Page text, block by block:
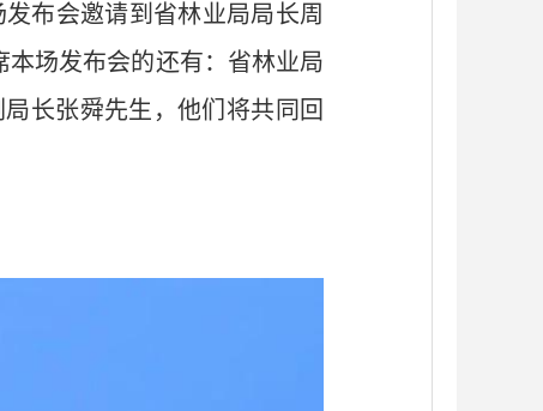
布会邀请到省林业局局长周
本场发布会的还有：省林业局
长张舜先生，他们将共同回